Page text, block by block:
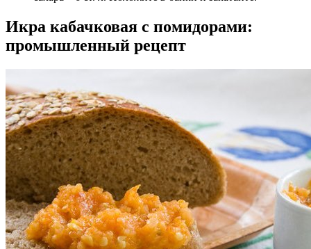
Икра кабачковая с помидорами:
промышленный рецепт